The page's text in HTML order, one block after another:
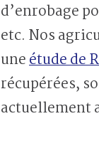
d’enrobage
etc. Nos
uneétude de
récupérées,
actuellement